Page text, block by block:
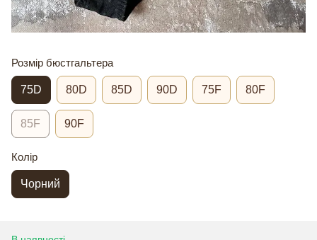
Розмір бюстгальтера
75D 80D 85D 90D 75F 80F
85F 90F
Колір
Чорний